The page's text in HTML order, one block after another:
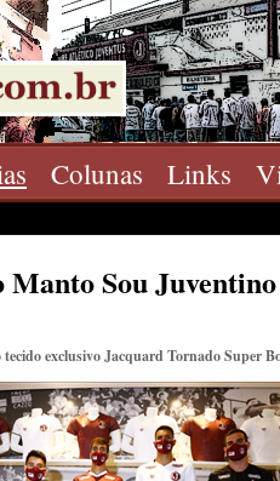
Colunas Links
Manto Sou Juventino
tecido exclusivo Jacquard Tornado Super